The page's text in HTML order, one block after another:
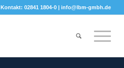
Kontakt: 02841 1804-0 |info@lbm-gmbh.de